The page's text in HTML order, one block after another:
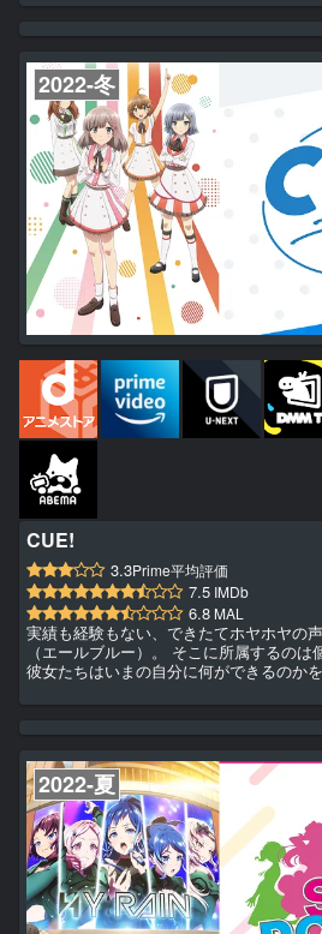
ヒ”の“幽霊”？！正反対な2人がタッグを
2022-冬
CUE!
3.3Prime平均評価
7.5 IMDb
6.8 MAL
実績も経験もない、できたてホヤホヤの
（エールブルー）。 そこに所属するのは
彼女たちはいまの自分に何ができるのか
実。 苦悩、挫折、葛藤—。 いくら練習
による物語が、いま始まる。
2022-夏